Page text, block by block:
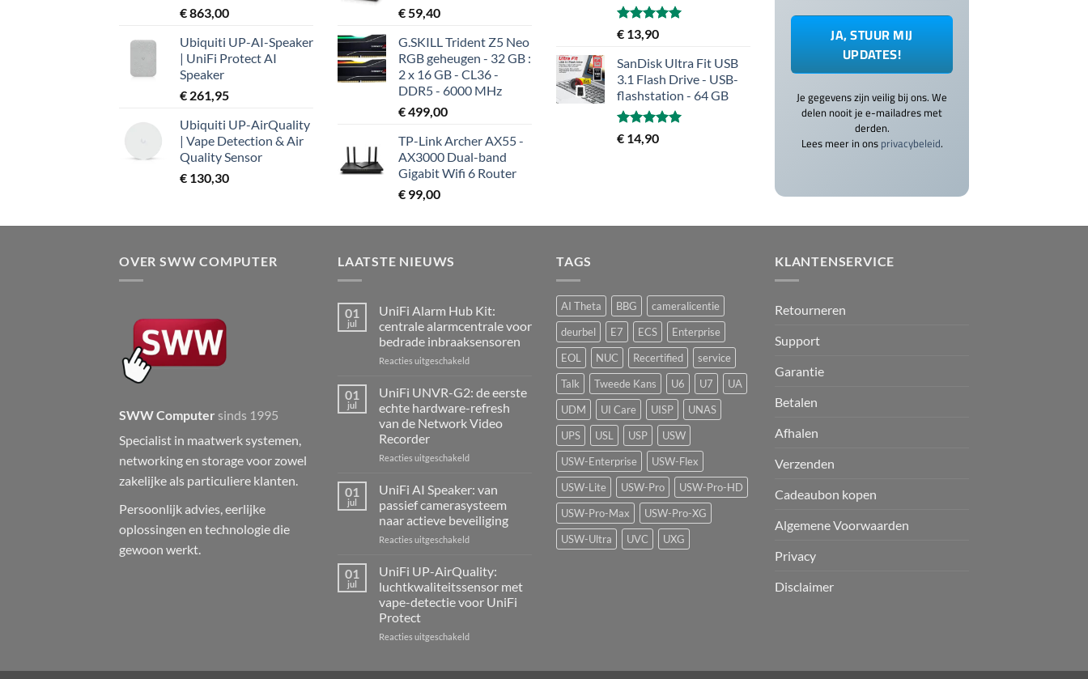
€863,00
Ubiquiti UP-AI-Speaker
| UniFi Protect AI
Speaker
€ 261,95
Ubiquiti UP-AirQuality
| Vape Detection & Air
Quality Sensor
€ 130,30
€ 59,40
G.SKILL Trident Z5 Neo
RGB geheugen - 32 GB :
2 x 16 GB - CL36 -
DDR5 - 6000 MHz
€499,00
TP-Link Archer AX55 -
AX3000 Dual-band
Gigabit Wifi 6 Router
€ 99,00
Gewaardeerd
uit 5
€ 13,90
SanDisk Ultra Fit USB
3.1 Flash Drive - USB-
flashstation - 64 GB
Gewaardeerd
uit 5
€ 14,90
Je gegevens zijn veilig bij ons. We
delen nooit je e-mailadres met
derden.
Lees meer in onsprivacybeleid.
OVER SWW COMPUTER
SWW Computer sinds 1995
Specialist in maatwerk systemen,
networking en storage voor zowel
zakelijke als particuliere klanten.
Persoonlijk advies, eerlijke
oplossingen en technologie die
gewoon werkt.
LAATSTE NIEUWS
01
jul
UniFi Alarm Hub Kit:
centrale alarmcentrale voor
bedrade inbraaksensoren
Reacties uitgeschakeldvoor
Alarm
Kit:
centrale
voor
01
jul
UniFi UNVR-G2: de eerste
echte hardware-refresh
van de Network Video
Recorder
Reacties uitgeschakeldvoor
de
eerste
refresh
de
Network
Recorder
01
jul
UniFi AI Speaker: van
passief camerasysteem
naar actieve beveiliging
Reacties uitgeschakeldvoor
Speaker:
van
passief
naar
01
jul
UniFi UP-AirQuality:
luchtkwaliteitssensor met
vape-detectie voor UniFi
Protect
Reacties uitgeschakeldvoor
TAGS
AI Theta BBG
cameralicentie
deurbel
E7 ECS
Enterprise
EOL
NUC Recertified
service
Talk
Tweede Kans U6 U7
UA
UDM
UI Care UISP
UNAS
UPS
USL USP
USW
USW-Enterprise
USW-Flex
USW-Lite
USW-Pro
USW-Pro-HD
USW-Pro-Max
USW-Pro-XG
USW-Ultra
UVC UXG
KLANTENSERVICE
Retourneren
Support
Garantie
Betalen
Afhalen
Verzenden
Cadeaubon kopen
Algemene Voorwaarden
Privacy
Disclaimer